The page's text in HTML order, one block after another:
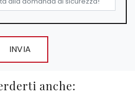
INVIA
anche: